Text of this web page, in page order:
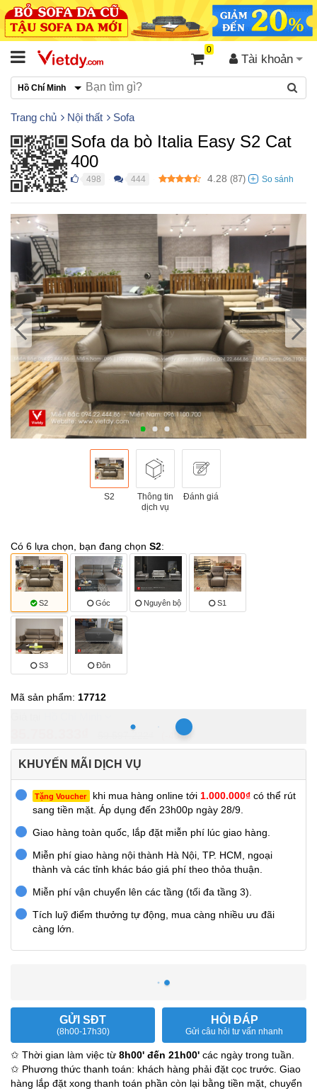
Tài khoản
0
Hồ Chí Minh
Trang chủ Nội thất Sofa
Sofa da bò Italia Easy S2 Cat
400
498 444 4.28 (87)
S2
Thông tin
dịch vụ
Đánh giá
Có 6 lựa chọn, bạn đang chọn S2:
S2 Góc Nguyên bộ S1
S3 Đôn
Mã sản phẩm: 17712
-40%
KHUYẾN MÃI DỊCH VỤ
Tặng Voucher khi mua hàng online tới 1.000.000₫ có thể rút
sang tiền mặt. Áp dụng đến 23h00p ngày 28/9.
Giao hàng toàn quốc, lắp đặt miễn phí lúc giao hàng.
Miễn phí giao hàng nội thành Hà Nội, TP. HCM, ngoại
thành và các tỉnh khác báo giá phí theo thỏa thuận.
Miễn phí vận chuyển lên các tầng (tối đa tầng 3).
Tích luỹ điểm thưởng tự động, mua càng nhiều ưu đãi
càng lớn.
GỬI SĐT
(8h00-17h30)
HỎI ĐÁP
Gửi câu hỏi tư vấn nhanh
✩ Thời gian làm việc từ 8h00' đến 21h00' các ngày trong tuần.
✩ Phương thức thanh toán: khách hàng phải đặt cọc trước. Giao
hàng lắp đặt xong thanh toán phần còn lại bằng tiền mặt, chuyển